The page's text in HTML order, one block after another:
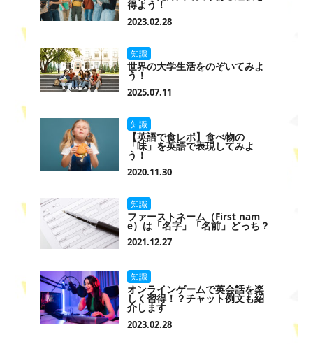
得よう！
2023.02.28
知識
世界の大学生活をのぞいてみよ
う！
2025.07.11
知識
【英語で食レポ】食べ物の
「味」を英語で表現してみよ
う！
2020.11.30
知識
ファーストネーム（First nam
e）は「名字」「名前」どっち？
2021.12.27
知識
オンラインゲームで英会話を楽
しく習得！？チャット例文も紹
介します
2023.02.28